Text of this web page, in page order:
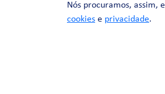
Nós procuramos, assim,
cookies e privacidade.